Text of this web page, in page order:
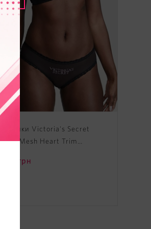
Трусики Victoria's Secret
Logo Mesh Heart Trim
грн